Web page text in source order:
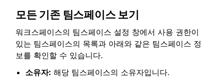
모든 기존 팀스페이스 보기
워크스페이스의 팀스페이스 설정 창에서 사용 권한이
있는 팀스페이스의 목록과 아래와 같은 팀스페이스 정
보를 확인할 수 있습니다.
소유자: 해당 팀스페이스의 소유자입니다.